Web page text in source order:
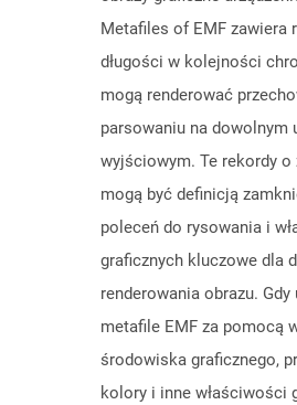
Metafiles of EMF zawiera
długości w kolejności
mogą renderować
parsowaniu na dowolnym
wyjściowym. Te rekordy o
mogą być definicją
poleceń do rysowania i
graficznych kluczowe dla
renderowania obrazu.
metafile EMF za pomocą
środowiska graficznego,
kolory i inne właściwości